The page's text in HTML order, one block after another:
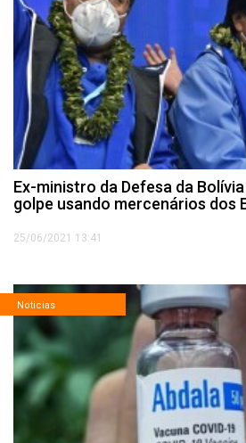
Ex-ministro da Defesa da
golpe usando mercenários dos
25/06/2021 13:41
Noticias